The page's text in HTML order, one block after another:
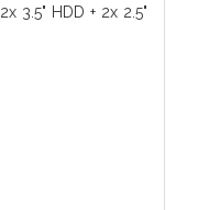
3.5" HDD + 2x 2.5"